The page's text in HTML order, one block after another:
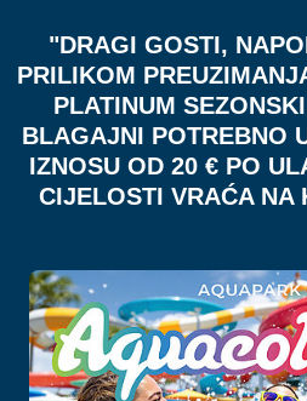
"DRAGI GOSTI,
PRILIKOM
PLATINUM
BLAGAJNI POTREBNO
IZNOSU OD 20 € PO
CIJELOSTI VRAĆA NA